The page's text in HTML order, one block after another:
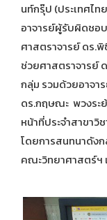
นท์กรุ๊ป (ประเทศไ
อาจารย์ผู้รับผิดชอ
ศาสตราจารย์ ดร.
ช่วยศาสตราจารย์
กลุ่ม รวมด้วยอาจา
ดร.กฤษณะ พวงระย้
หน้าที่ประจำสาขาวิ
โดยการสนทนาดัง
คณะวิทยาศาสตร์ฯ